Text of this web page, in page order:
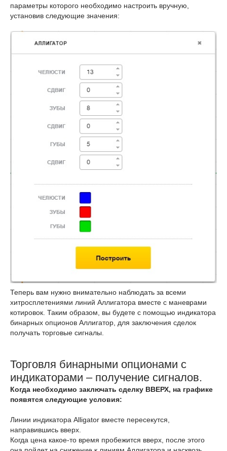
параметры которого необходимо настроить вручную,
установив следующие значения:
Теперь вам нужно внимательно наблюдать за всеми
хитросплетениями линий Аллигатора вместе с маневрами
котировок. Таким образом, вы будете с помощью индикатора
бинарных опционов Аллигатор, для заключения сделок
получать торговые сигналы.
Торговля бинарными опционами с
индикаторами – получение сигналов.
Когда необходимо заключать сделку ВВЕРХ, на графике
появятся следующие условия:
Линии индикатора Alligator вместе пересекутся,
направившись вверх.
Когда цена какое-то время пробежится вверх, после этого